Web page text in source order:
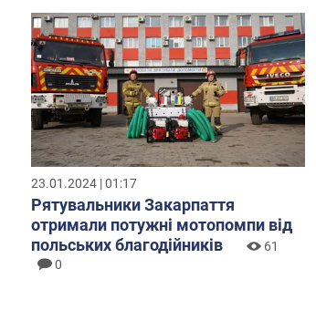
23.01.2024 | 01:17
Рятувальники Закарпаття
отримали потужні мотопомпи від
польських благодійників
61
0